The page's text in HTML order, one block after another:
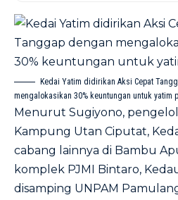
Kedai Yatim didirikan Aksi Cepat
mengalokasikan 30% keuntungan untuk yatim
Menurut Sugiyono,
Kampung Utan Ciputat,
cabang lainnya di Bambu
komplek PJMI Bintaro,
disamping UNPAM